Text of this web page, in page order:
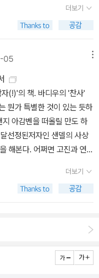
가들이 타자의 텍스트와 사상
속성을 띠고 있다고 힐난
창안하며 전통적 선입관과
문제학(probl?matologie)
화하기 위한 범법적 시도가
극치를 이루게 된다. 그리
아니라 인간으로서의 자존
되면서 사회적·정치적 긴
근원도 여기서 찾을 수 있
뿌리를 같이 한다. 이러한
이데올로기로 채택되어 현
고 볼 수 있다. 샌델은 이를
예교수 문용린
에요. 그의 소설이 또 나와
😆🥰😊와와~ 어서 읽고 싶
성, 아기자기함은 리커버가
, 유대인 박해, 국가, 정치, 사
지루한 감도 있지만 읽을만
들뢰즈는 이 세상에
주했다. 그 이유는 어떠한
기 때문이다. _ 박영욱, <데
서>, p113 들뢰즈의 기계 개
석된다. 이는 정신분석학
볼 수 있다. 다만, 들뢰즈
지 않고, 정치철학의 체계
<안티 오이디푸스 L’Anti-Œ
<천개의 고원 Mille Plate
이러한 관점에서 들뢰즈
즈는 기계론적이고 개념적
다.(p125)... 수목은 수직적
동질성을 특성으로 한다.
한 증식하는 땅속줄기 식물
가타리는 이러한 구분을
이다. _ 박영욱, <데리다 &
의 직업은 책을 베껴 쓰는
not to’를 밤낮없이
것이기에, 수복은 바틀비와
빈틈 없으리만큼 정확히
모사하고, 따라쓰고, 베껴
격을 갖는다는 점에서 만큼
반복적 작업과 모방으로
수한 반복적 작업과 모방으
터 분리시켜 버리는데까지
지고, 사람들을 어떤 중심
반복의 끝은 첫 문장과 끝 문
른다'. 글을 읽을 줄 모른다
을 때' 라는 제목은 수복의
낮으로 그린 개, 그러니까 글
더 강하다. 작품 곳곳에서 글
아비는 글이라는 것은 무서
니라 빅지원이나 박제가 그
대에 붙여졌지만)이라는
본적 사유는 프랑스 혁명 이
랑스혁명 이후 나폴레옹
근대적 사상이 제정 시대라
. 그런데 유독 다산 사상을
물론 다산이 주장하는 왕도
할 수 없는 사실이다. 하지
건 한 개인은 그 시대의 개념
기에 그 한계 내에서 한계
한 사유를 한 사상가였다. 방
질 수 있겠지만 나는 다산
계보다는, 그 한계 내에서
>에 다산 정치철학의 핵심
그럼에도 불구하고 왜 서구
한 분량의 전집까지는 읽을
해주지 않을까 싶다. <시
다산의 유배일기', <한밤중에
도 좋겠다. 창비에서는 이번
산문선>은 다산 개인에 대
가들과 다산학의 성립과정
다. 또한 신유사화의 전말
로 전래되는 과정을 살필
>은 다산의 사상과 생애의
도록 함으로써 다산의 내면
는 시집이자, 시인 다산의
문 연구자들은 물론 일반 독
산학’으로 나아가기 위한
와 <목민심서>(동서문
다. 루소의 이름을 언급한
번역본이 나왔기 때문이다.
더보기
05
(!)'의 책. 바디우의 '찬사'
뭔가 특별한 것이 있는 듯하
아감벤을 떠올릴 만도 하
선정된저자인 샌델의 사상
해본다. 어쩌면 고진과 연결
보면 좋을듯.12월에는, 요
져 나온것 같다. 그래서 사
에 이해하기 버거운 내용들
저서에 대한 필자의 조악한
간단히 덧붙인다.' ...실제로
암시할 수 있는 주제 내용과
더보기